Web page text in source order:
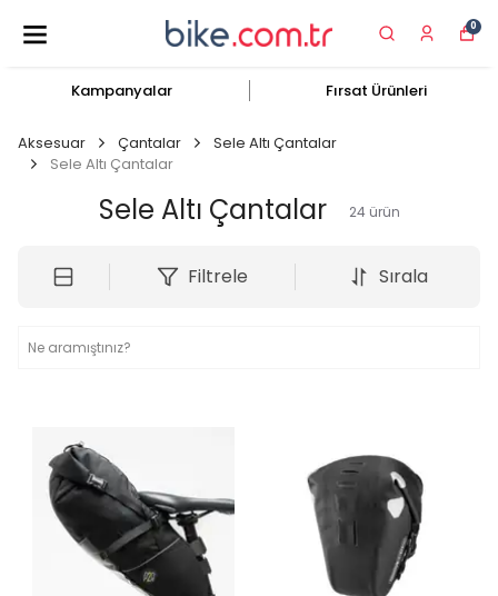
0
Kampanyalar Fırsat Ürünleri
Aksesuar Çantalar
Sele Altı Çantalar
Sele Altı Çantalar
Sele Altı Çantalar 24 ürün
Filtrele Sırala